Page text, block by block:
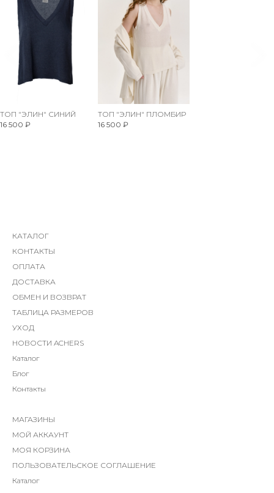
ТОП "ЭЛИН" СИНИЙ
16 500 ₽
ТОП "ЭЛИН" ПЛОМБИР
16 500 ₽
КАТАЛОГ
КОНТАКТЫ
ОПЛАТА
ДОСТАВКА
ОБМЕН И ВОЗВРАТ
ТАБЛИЦА РАЗМЕРОВ
УХОД
НОВОСТИ ACHERS
Каталог
Блог
Контакты
МАГАЗИНЫ
МОЙ АККАУНТ
МОЯ КОРЗИНА
ПОЛЬЗОВАТЕЛЬСКОЕ СОГЛАШЕНИЕ
Каталог